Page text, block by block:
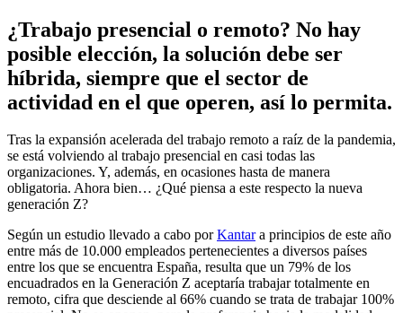
¿Trabajo presencial o remoto? No hay
posible elección, la solución debe ser
híbrida, siempre que el sector de
actividad en el que operen, así lo permita.
Tras la expansión acelerada del trabajo remoto a raíz de la pandemia,
se está volviendo al trabajo presencial en casi todas las
organizaciones. Y, además, en ocasiones hasta de manera
obligatoria. Ahora bien… ¿Qué piensa a este respecto la nueva
generación Z?
Según un estudio llevado a cabo porKantara principios de este año
entre más de 10.000 empleados pertenecientes a diversos países
entre los que se encuentra España, resulta que un 79% de los
encuadrados en la Generación Z aceptaría trabajar totalmente en
remoto, cifra que desciende al 66% cuando se trata de trabajar 100%